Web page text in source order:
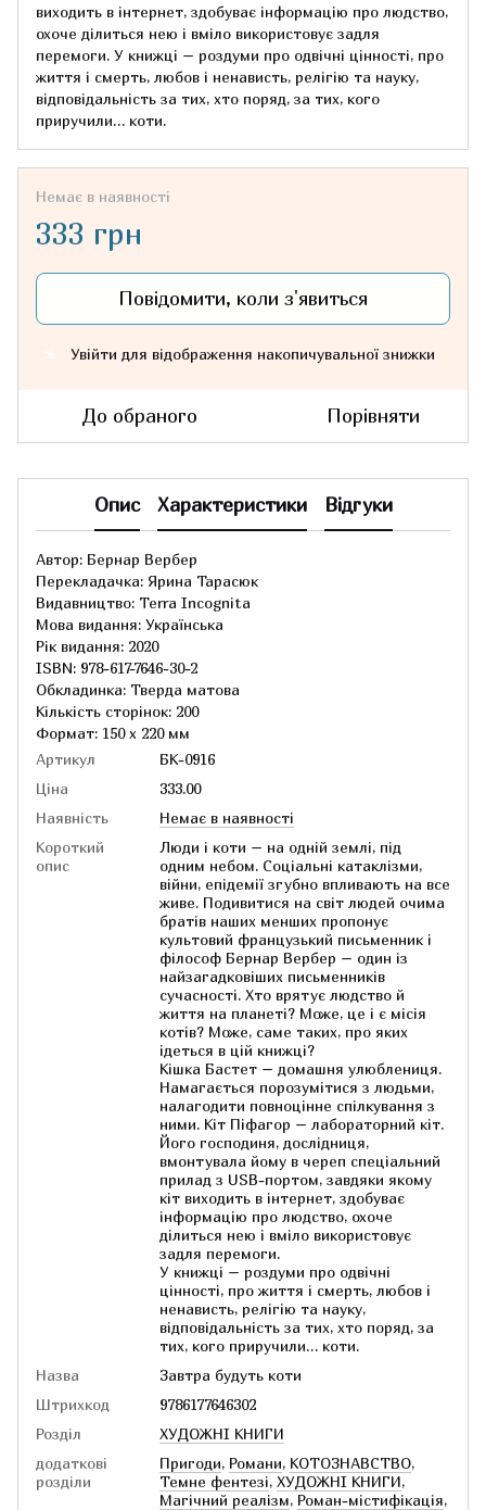
виходить в інтернет, здобуває інформацію про людство,
охоче ділиться нею і вміло використовує задля
перемоги. У книжці – роздуми про одвічні цінності, про
життя і смерть, любов і ненависть, релігію та науку,
відповідальність за тих, хто поряд, за тих, кого
приручили… коти.
Немає в наявності
333 грн
Повідомити, коли з'явиться
Увійти для відображення накопичувальної знижки
До обраного Порівняти
Опис Характеристики Відгуки
Автор: Бернар Вербер
Перекладачка: Ярина Тарасюк
Видавництво: Terra Incognita
Мова видання: Українська
Рік видання: 2020
ISBN: 978-617-7646-30-2
Обкладинка: Тверда матова
Кількість сторінок: 200
Формат: 150 х 220 мм
Артикул
БК-0916
Ціна
333.00
Наявність
Немає в наявності
Короткий
опис
Люди і коти – на одній землі, під
одним небом. Соціальні катаклізми,
війни, епідемії згубно впливають на все
живе. Подивитися на світ людей очима
братів наших менших пропонує
культовий французький письменник і
філософ Бернар Вербер – один із
найзагадковіших письменників
сучасності. Хто врятує людство й
життя на планеті? Може, це і є місія
котів? Може, саме таких, про яких
ідеться в цій книжці?
Кішка Бастет – домашня улюблениця.
Намагається порозумітися з людьми,
налагодити повноцінне спілкування з
ними. Кіт Піфагор – лабораторний кіт.
Його господиня, дослідниця,
вмонтувала йому в череп спеціальний
прилад з USB-портом, завдяки якому
кіт виходить в інтернет, здобуває
інформацію про людство, охоче
ділиться нею і вміло використовує
задля перемоги.
У книжці – роздуми про одвічні
цінності, про життя і смерть, любов і
ненависть, релігію та науку,
відповідальність за тих, хто поряд, за
тих, кого приручили… коти.
Назва
Завтра будуть коти
Штрихкод
9786177646302
Розділ
ХУДОЖНІ КНИГИ
додаткові
розділи
Пригоди, Романи, КОТОЗНАВСТВО,
Темне фентезі, ХУДОЖНІ КНИГИ,
Магічний реалізм, Роман-містифікація,